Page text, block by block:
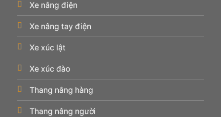
Xe nâng điện
Xe nâng tay điện
Xe xúc lật
Xe xúc đào
Thang nâng hàng
Thang nâng người